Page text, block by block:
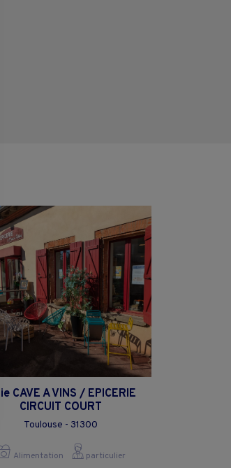
CAVE A VINS / EPICERIE
CIRCUIT COURT
Toulouse - 31300
Alimentation particulier